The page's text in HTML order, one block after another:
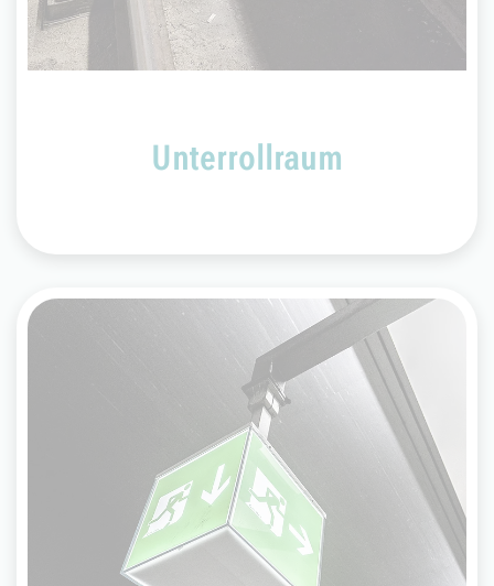
Unterrollraum
Rettungszeichenleuchten